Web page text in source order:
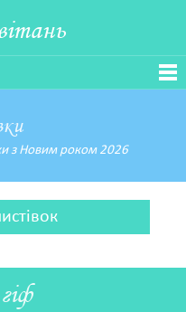
з Новим роком 2026